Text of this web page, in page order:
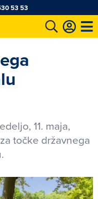
53 53
11. maja,
točke državnega